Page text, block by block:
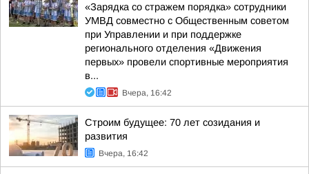
«Зарядка со стражем порядка» сотрудники
УМВД совместно с Общественным советом
при Управлении и при поддержке
регионального отделения «Движения
первых» провели спортивные мероприятия
в...
Вчера, 16:42
Строим будущее: 70 лет созидания и
развития
Вчера, 16:42